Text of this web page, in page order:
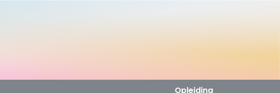
Opleiding